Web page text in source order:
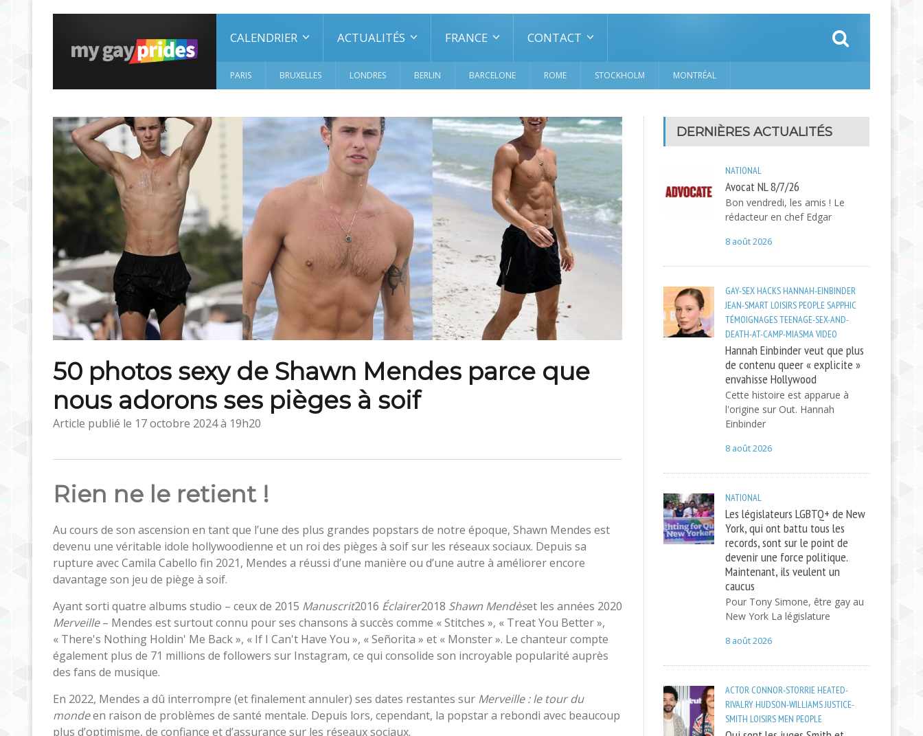
CALENDRIER ACTUALITÉS FRANCE CONTACT
PARIS BRUXELLES LONDRES BERLIN BARCELONE ROME STOCKHOLM MONTRÉAL
50 photos sexy de Shawn Mendes parce que
nous adorons ses pièges à soif
Article publié le 17 octobre 2024 à 19h20
Rien ne le retient !
Au cours de son ascension en tant que l’une des plus grandes popstars de notre époque, Shawn Mendes est
devenu une véritable idole hollywoodienne et un roi des pièges à soif sur les réseaux sociaux. Depuis sa
rupture avec Camila Cabello fin 2021, Mendes a réussi d’une manière ou d’une autre à améliorer encore
davantage son jeu de piège à soif.
Ayant sorti quatre albums studio – ceux de 2015 Manuscrit2016 Éclairer2018 Shawn Mendèset les années 2020
Merveille– Mendes est surtout connu pour ses chansons à succès comme « Stitches », « Treat You Better »,
« There's Nothing Holdin' Me Back », « If I Can't Have You », « Señorita » et « Monster ». Le chanteur compte
également plus de 71 millions de followers sur Instagram, ce qui consolide son incroyable popularité auprès
des fans de musique.
En 2022, Mendes a dû interrompre (et finalement annuler) ses dates restantes sur Merveille : le tour du
mondeen raison de problèmes de santé mentale. Depuis lors, cependant, la popstar a rebondi avec beaucoup
plus d’optimisme, de confiance et d’assurance sur les réseaux sociaux.
DERNIÈRES ACTUALITÉS
NATIONAL
Avocat NL 8/7/26
Bon vendredi, les amis ! Le
rédacteur en chef Edgar
8 août 2026
GAY-SEX HACKS HANNAH-EINBINDER
JEAN-SMART LOISIRS PEOPLESAPPHIC
TÉMOIGNAGESTEENAGE-SEX-AND-
DEATH-AT-CAMP-MIASMAVIDEO
Hannah Einbinder veut que plus
de contenu queer « explicite »
envahisse Hollywood
Cette histoire est apparue à
l'origine sur Out. Hannah
Einbinder
8 août 2026
NATIONAL
Les législateurs LGBTQ+ de New
York, qui ont battu tous les
records, sont sur le point de
devenir une force politique.
Maintenant, ils veulent un
caucus
Pour Tony Simone, être gay au
New York La législature
8 août 2026
ACTOR CONNOR-STORRIE HEATED-
RIVALRY HUDSON-WILLIAMSJUSTICE-
SMITH LOISIRS MEN PEOPLE